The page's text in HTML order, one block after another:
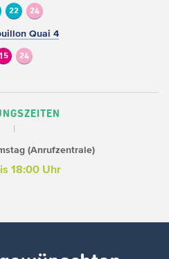
22 24
Quai 4
15 24
(Anrufzentrale)
18:00 Uhr